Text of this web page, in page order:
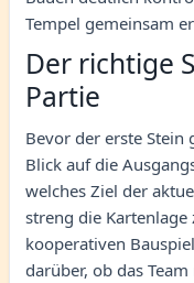
Tempel gemeinsam
Der richtige
Partie
Bevor der erste
Blick auf die
welches Ziel der
streng die Kartenlage
kooperativen
darüber, ob das